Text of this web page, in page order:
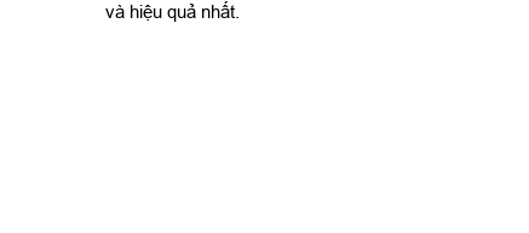
và hiệu quả nhất.